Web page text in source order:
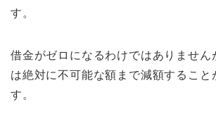
す。
借金がゼロになるわけではありません
は絶対に不可能な額まで減額すること
す。